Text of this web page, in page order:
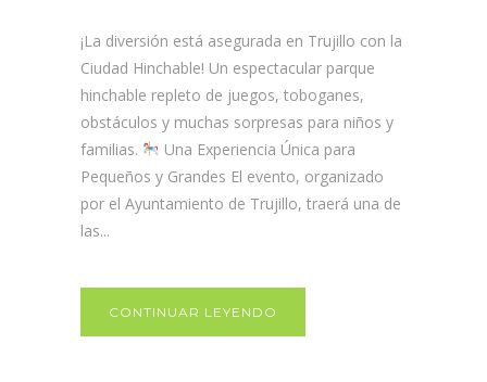
¡La diversión está asegurada en Trujillo con la
Ciudad Hinchable! Un espectacular parque
hinchable repleto de juegos, toboganes,
obstáculos y muchas sorpresas para niños y
familias.
Una Experiencia Única para
Pequeños y Grandes El evento, organizado
por el Ayuntamiento de Trujillo, traerá una de
las...
CONTINUAR LEYENDO